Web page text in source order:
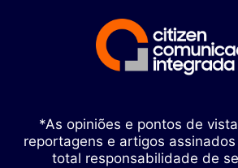
*As opiniões e pontos de
reportagens e artigos
total responsabilidade de